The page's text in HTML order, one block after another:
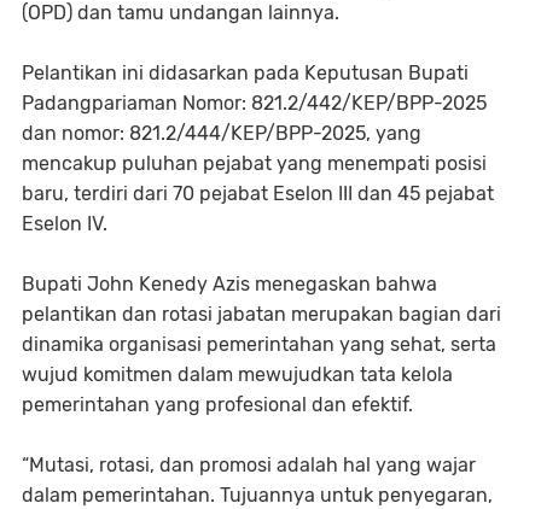
(OPD) dan tamu undangan lainnya.
Pelantikan ini didasarkan pada Keputusan Bupati
Padangpariaman Nomor: 821.2/442/KEP/BPP-2025
dan nomor: 821.2/444/KEP/BPP-2025, yang
mencakup puluhan pejabat yang menempati posisi
baru, terdiri dari 70 pejabat Eselon III dan 45 pejabat
Eselon IV.
Bupati John Kenedy Azis menegaskan bahwa
pelantikan dan rotasi jabatan merupakan bagian dari
dinamika organisasi pemerintahan yang sehat, serta
wujud komitmen dalam mewujudkan tata kelola
pemerintahan yang profesional dan efektif.
“Mutasi, rotasi, dan promosi adalah hal yang wajar
dalam pemerintahan. Tujuannya untuk penyegaran,